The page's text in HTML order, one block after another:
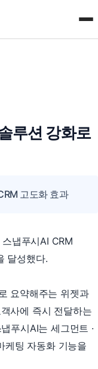
루션 강화로
고도화 효과
냅푸시AI CRM
달성했다.
요약해주는 위젯과
사에 즉시 전달하는
푸시AI는 세그먼트 ·
케팅 자동화 기능을